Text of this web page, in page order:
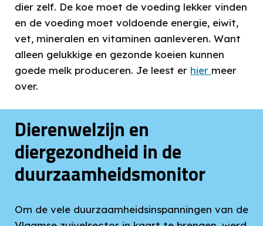
dier zelf. De koe moet de voeding lekker vinden
en de voeding moet voldoende energie, eiwit,
vet, mineralen en vitaminen aanleveren. Want
alleen gelukkige en gezonde koeien kunnen
goede melk produceren. Je leest er hier meer
over.
Dierenwelzijn en
diergezondheid in de
duurzaamheidsmonitor
Om de vele duurzaamheidsinspanningen van de